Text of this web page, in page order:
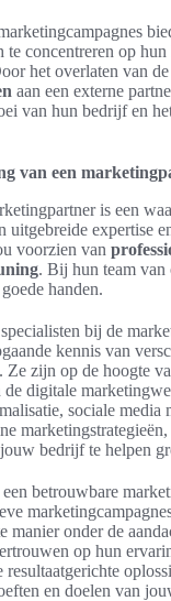
concentreren op hun
het overlaten van de
aan een externe
van hun bedrijf en
van een
is een
expertise
voorzien van
. Bij hun team
handen.
bij de
kennis van
Ze zijn op de hoogte
digitale
sociale media
bedrijf te helpen
betrouwbare
manier onder de
op hun
resultaatgerichte
en doelen van